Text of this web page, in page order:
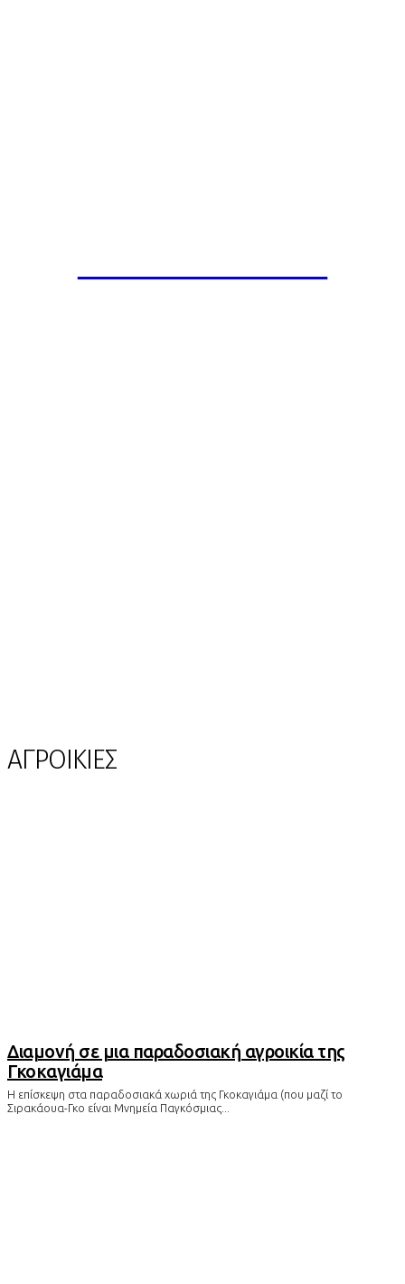
ΑΓΡΟΙΚΙΕΣ
Διαμονή σε μια παραδοσιακή αγροικία της
Γκοκαγιάμα
Η επίσκεψη στα παραδοσιακά χωριά της Γκοκαγιάμα (που μαζί το
Σιρακάουα-Γκο είναι Μνημεία Παγκόσμιας...